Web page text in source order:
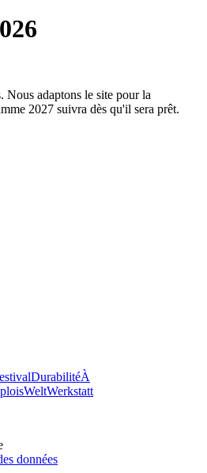
Nous adaptons le site pour la
2027 suivra dès qu'il sera prêt.
DurabilitéÀ
WeltWerkstatt
données